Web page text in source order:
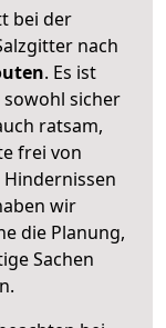
bei der
nach
. Es ist
sicher
ratsam,
frei von
wir
die Planung,
Sachen